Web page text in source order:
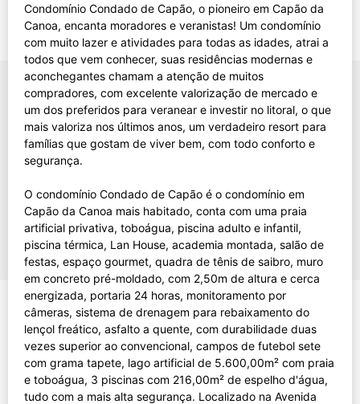
Condomínio Condado de Capão, o pioneiro em Capão da
Canoa, encanta moradores e veranistas! Um condomínio
com muito lazer e atividades para todas as idades, atrai a
todos que vem conhecer, suas residências modernas e
aconchegantes chamam a atenção de muitos
compradores, com excelente valorização de mercado e
um dos preferidos para veranear e investir no litoral, o que
mais valoriza nos últimos anos, um verdadeiro resort para
famílias que gostam de viver bem, com todo conforto e
segurança.
O condomínio Condado de Capão é o condomínio em
Capão da Canoa mais habitado, conta com uma praia
artificial privativa, toboágua, piscina adulto e infantil,
piscina térmica, Lan House, academia montada, salão de
festas, espaço gourmet, quadra de tênis de saibro, muro
em concreto pré-moldado, com 2,50m de altura e cerca
energizada, portaria 24 horas, monitoramento por
câmeras, sistema de drenagem para rebaixamento do
lençol freático, asfalto a quente, com durabilidade duas
vezes superior ao convencional, campos de futebol sete
com grama tapete, lago artificial de 5.600,00m² com praia
e toboágua, 3 piscinas com 216,00m² de espelho d'água,
tudo com a mais alta segurança. Localizado na Avenida